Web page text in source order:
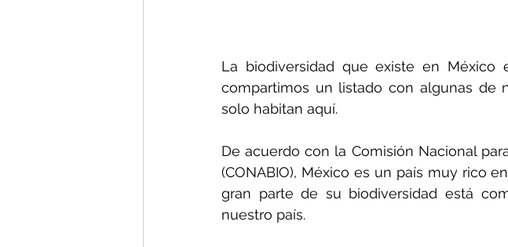
La biodiversidad que existe en México
compartimos un listado con algunas de
solo habitan aquí.
De acuerdo con la Comisión Nacional
(CONABIO), México es un país muy rico
gran parte de su biodiversidad está
nuestro país.